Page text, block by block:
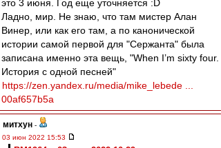
это 3 июня. Год еще уточняется :D
Ладно, мир. Не знаю, что там мистер Алан
Винер, или как его там, а по канонической
истории самой первой для "Сержанта" была
записана именно эта вещь, "When I’m sixty four.
История с одной песней"
https://zen.yandex.ru/media/mike_lebede ...
00af657b5a
митхун -
03 июн 2022 15:53